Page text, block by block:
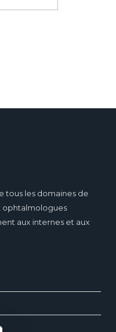
tous les domaines de
ophtalmologues
aux internes et aux